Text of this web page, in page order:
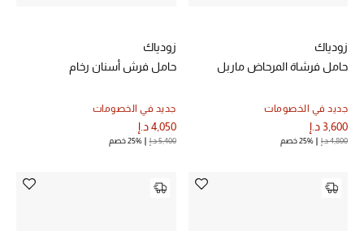
عرض جميع المنتجات
الهدايا
ما وصلنا حديثا
أبرز المصممين
زودياك
حامل فرشاة المرحاض ماربل
جديد في الخصومات
3,600 د.إ
4,800 د.إ 25% خصم
زودياك
حامل فرش أسنان رخام
جديد في الخصومات
4,050 د.إ
5,400 د.إ 25% خصم